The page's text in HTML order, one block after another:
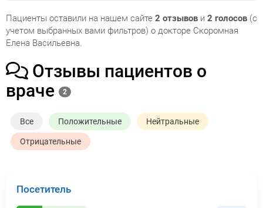
Пациенты оставили на нашем сайте 2 отзывов и 2 голосов (с
учетом выбранных вами фильтров) о докторе Скоромная
Елена Васильевна.
Отзывы пациентов о
враче
2
Все Положительные Нейтральные
Отрицательные
Посетитель